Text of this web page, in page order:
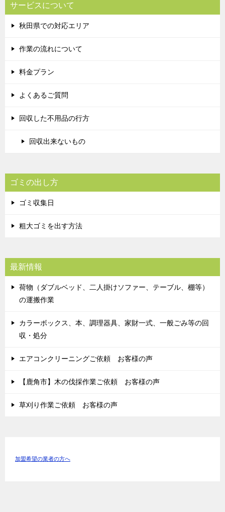
サービスについて
秋田県での対応エリア
作業の流れについて
料金プラン
よくあるご質問
回収した不用品の行方
回収出来ないもの
ゴミの出し方
ゴミ収集日
粗大ゴミを出す方法
最新情報
荷物（ダブルベッド、二人掛けソファー、テーブル、棚等）
の運搬作業
カラーボックス、本、調理器具、家財一式、一般ごみ等の回
収・処分
エアコンクリーニングご依頼 お客様の声
【鹿角市】木の伐採作業ご依頼 お客様の声
草刈り作業ご依頼 お客様の声
加盟希望の業者の方へ